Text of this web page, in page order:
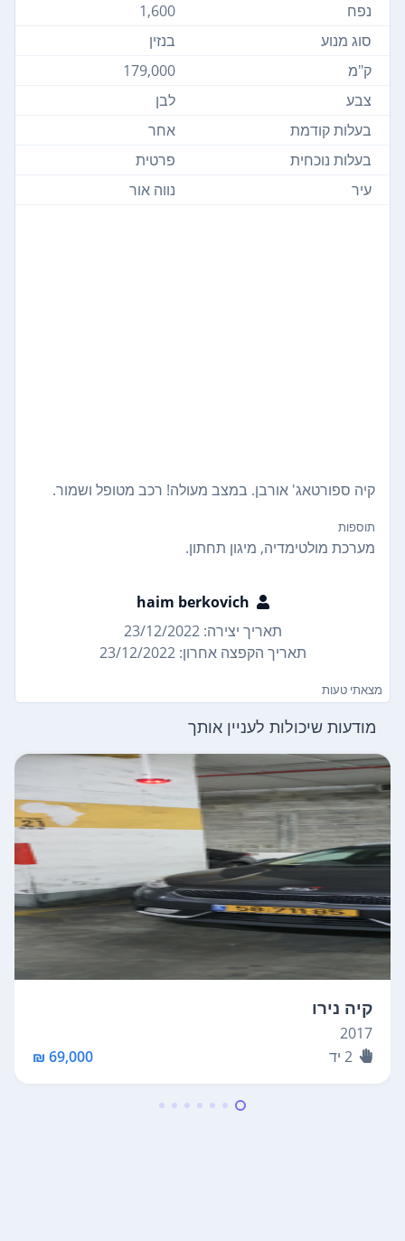
נפח
1,600
סוג מנוע
בנזין
ק"מ
179,000
צבע
לבן
בעלות קודמת
אחר
בעלות נוכחית
פרטית
עיר
נווה אור
קיה ספורטאג' אורבן. במצב מעולה! רכב מטופל ושמור.
תוספות
מערכת מולטימדיה, מיגון תחתון.
haim berkovich
תאריך יצירה: 23/12/2022
תאריך הקפצה אחרון: 23/12/2022
מצאתי טעות
מודעות שיכולות לעניין אותך
קיה נירו
2017
2 יד 69,000 ₪